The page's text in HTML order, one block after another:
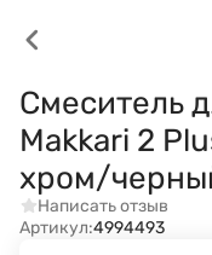
Смеситель
Makkari 2
хром/
Написать отзыв
Артикул:4994493